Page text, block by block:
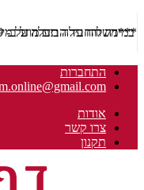
***משלוח עד הבית מוזל ב- 29 ש"ח בקניה מעל 289 ש"ח שליח עד הבית ***
התחברות
אודות
צרו קשר
תקנון